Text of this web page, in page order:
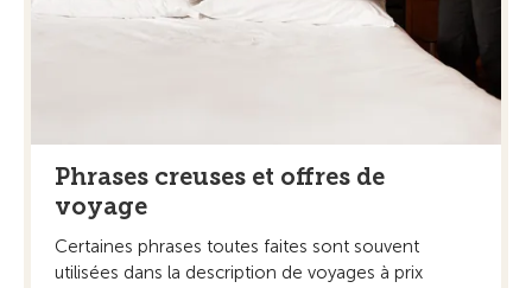
Phrases creuses et offres de
voyage
Certaines phrases toutes faites sont souvent
utilisées dans la description de voyages à prix